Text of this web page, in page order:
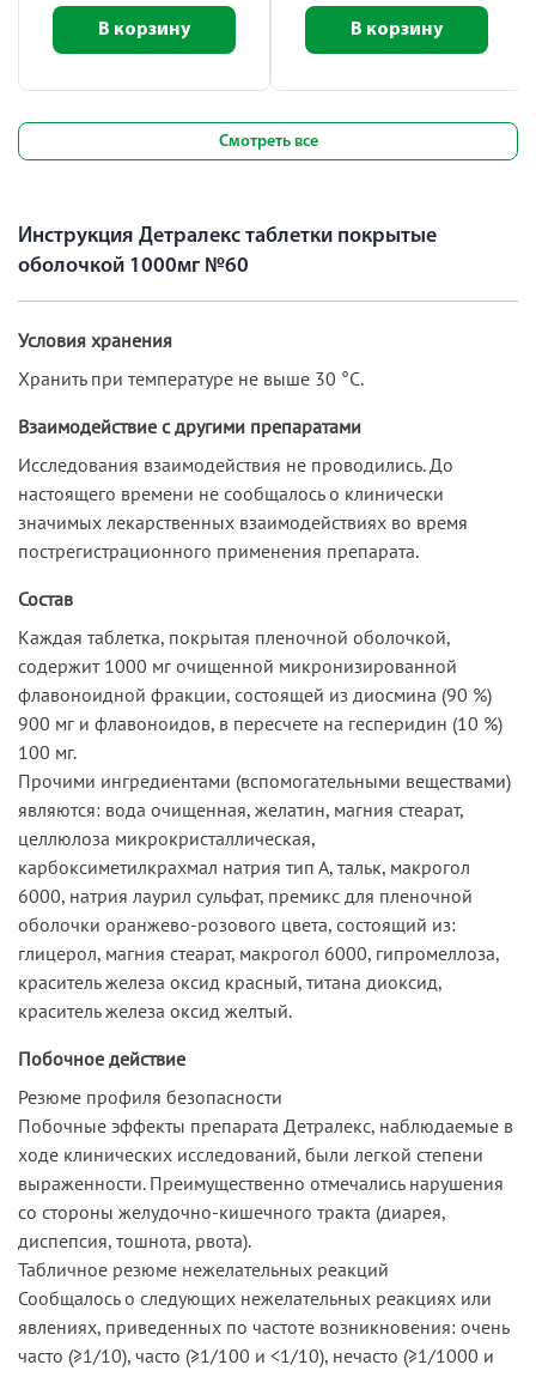
В корзину В корзину
Смотреть все
Инструкция Детралекс таблетки покрытые
оболочкой 1000мг №60
Условия хранения
Хранить при температуре не выше 30 °С.
Взаимодействие с другими препаратами
Исследования взаимодействия не проводились. До
настоящего времени не сообщалось о клинически
значимых лекарственных взаимодействиях во время
пострегистрационного применения препарата.
Состав
Каждая таблетка, покрытая пленочной оболочкой,
содержит 1000 мг очищенной микронизированной
флавоноидной фракции, состоящей из диосмина (90 %)
900 мг и флавоноидов, в пересчете на гесперидин (10 %)
100 мг.
Прочими ингредиентами (вспомогательными веществами)
являются: вода очищенная, желатин, магния стеарат,
целлюлоза микрокристаллическая,
карбоксиметилкрахмал натрия тип А, тальк, макрогол
6000, натрия лаурил сульфат, премикс для пленочной
оболочки оранжево-розового цвета, состоящий из:
глицерол, магния стеарат, макрогол 6000, гипромеллоза,
краситель железа оксид красный, титана диоксид,
краситель железа оксид желтый.
Побочное действие
Резюме профиля безопасности
Побочные эффекты препарата Детралекс, наблюдаемые в
ходе клинических исследований, были легкой степени
выраженности. Преимущественно отмечались нарушения
со стороны желудочно-кишечного тракта (диарея,
диспепсия, тошнота, рвота).
Табличное резюме нежелательных реакций
Сообщалось о следующих нежелательных реакциях или
явлениях, приведенных по частоте возникновения: очень
часто (≥1/10), часто (≥1/100 и <1/10), нечасто (≥1/1000 и